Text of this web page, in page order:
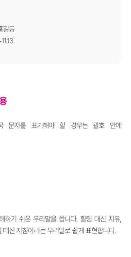
길동
문자를 표기해야 할 경우는 괄호 안에
하기 쉬운 우리말을 씁니다. 힐링 대신 치유,
대신 지침이라는 우리말로 쉽게 표현합니다.